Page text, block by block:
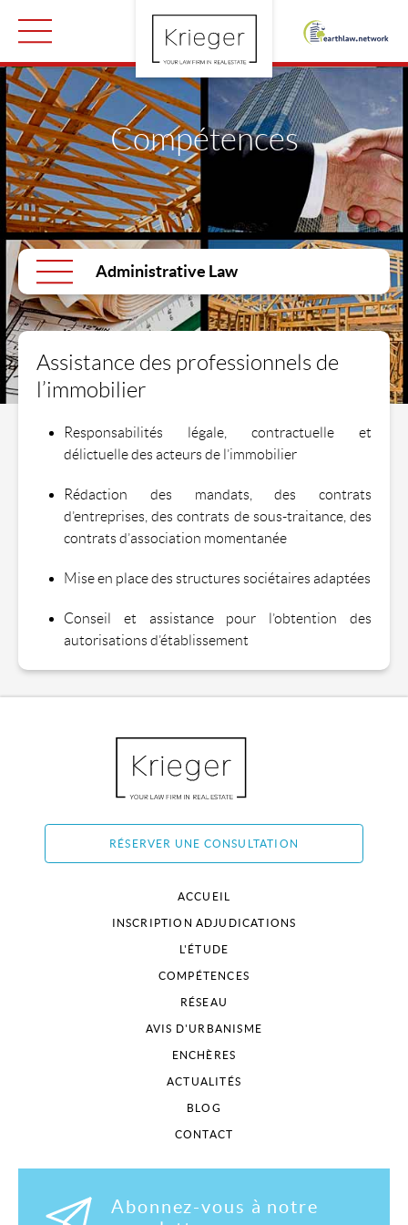
Compétences
Administrative Law
Assistance des professionnels de
l’immobilier
Responsabilités légale, contractuelle et
délictuelle des acteurs de l’immobilier
Rédaction des mandats, des contrats
d’entreprises, des contrats de sous-traitance, des
contrats d’association momentanée
Mise en place des structures sociétaires adaptées
Conseil et assistance pour l’obtention des
autorisations d’établissement
RÉSERVER UNE CONSULTATION
ACCUEIL
INSCRIPTION ADJUDICATIONS
L'ÉTUDE
COMPÉTENCES
RÉSEAU
AVIS D'URBANISME
ENCHÈRES
ACTUALITÉS
BLOG
CONTACT
Abonnez-vous à notre